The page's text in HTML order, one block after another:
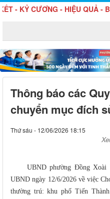
CƯƠNG - HIỆU QUẢ - BỨT
Thông báo các
chuyển mục đích
Thứ sáu - 12/06/2026 18:15
UBND phường Đồng Xoài
UBND ngày 12/6/2026 về việc
thường trú: khu phố Tiến